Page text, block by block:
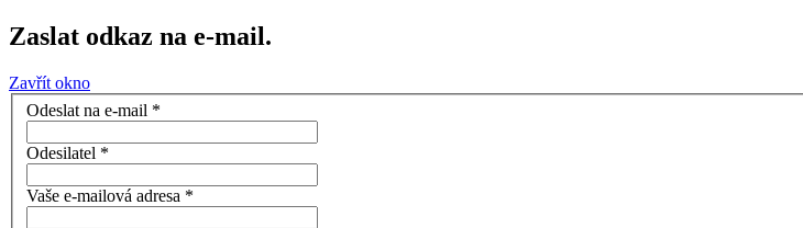
Zaslat odkaz na e-mail.
Zavřít okno
Odeslat na e-mail *
Odesilatel *
Vaše e-mailová adresa *